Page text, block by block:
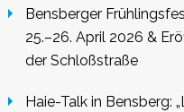
Bensberger
25.–26. April 2026 &
der Schloßstraße
Haie-Talk in Bensberg: